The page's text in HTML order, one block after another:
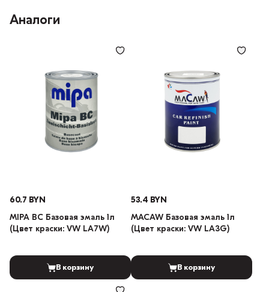
Аналоги
60.7 BYN
MIPA BC Базовая эмаль 1л
(Цвет краски: VW LA7W)
В корзину
53.4 BYN
MACAW Базовая эмаль 1л
(Цвет краски: VW LA3G)
В корзину